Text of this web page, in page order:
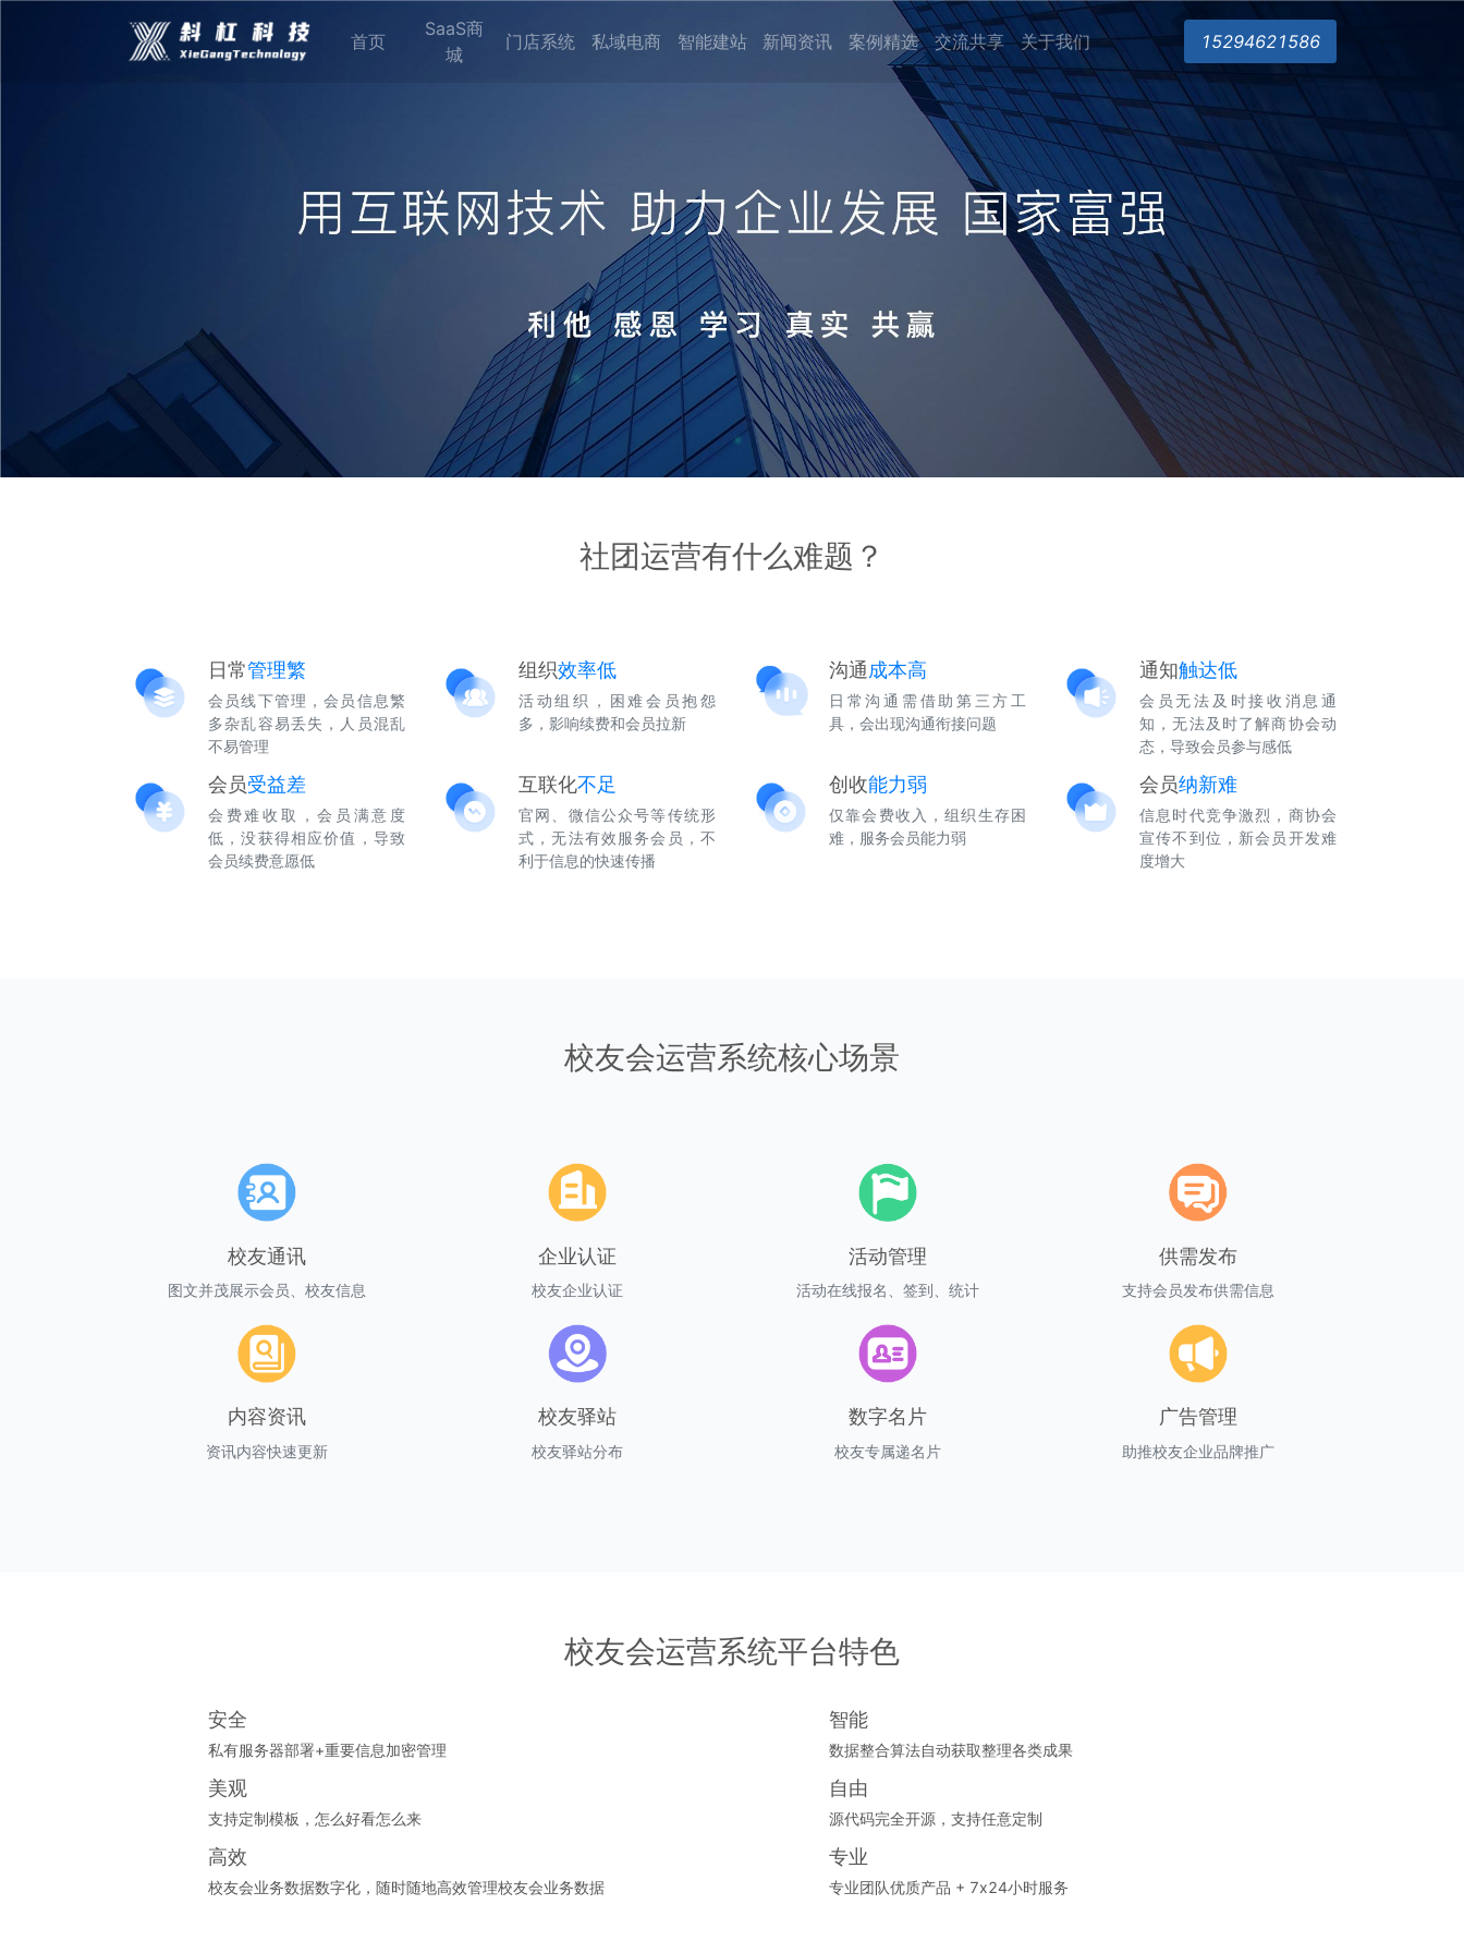
首页
SaaS商
城
门店系统 私域电商 智能建站 新闻资讯 案例精选 交流共享 关于我们 15294621586
社团运营有什么难题？
日常管理繁
会员线下管理，会员信息繁
多杂乱容易丢失，人员混乱
不易管理
组织效率低
活动组织，困难会员抱怨
多，影响续费和会员拉新
沟通成本高
日常沟通需借助第三方工
具，会出现沟通衔接问题
通知触达低
会员无法及时接收消息通
知，无法及时了解商协会动
态，导致会员参与感低
会员受益差
会费难收取，会员满意度
低，没获得相应价值，导致
会员续费意愿低
互联化不足
官网、微信公众号等传统形
式，无法有效服务会员，不
利于信息的快速传播
创收能力弱
仅靠会费收入，组织生存困
难，服务会员能力弱
会员纳新难
信息时代竞争激烈，商协会
宣传不到位，新会员开发难
度增大
校友会运营系统核心场景
校友通讯
图文并茂展示会员、校友信息
企业认证
校友企业认证
活动管理
活动在线报名、签到、统计
供需发布
支持会员发布供需信息
内容资讯
资讯内容快速更新
校友驿站
校友驿站分布
数字名片
校友专属递名片
广告管理
助推校友企业品牌推广
校友会运营系统平台特色
安全
私有服务器部署+重要信息加密管理
智能
数据整合算法自动获取整理各类成果
美观
支持定制模板，怎么好看怎么来
自由
源代码完全开源，支持任意定制
高效
校友会业务数据数字化，随时随地高效管理校友会业务数据
专业
专业团队优质产品 + 7x24小时服务